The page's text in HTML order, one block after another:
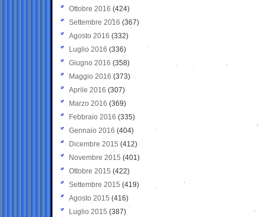
Ottobre 2016 (424)
Settembre 2016 (367)
Agosto 2016 (332)
Luglio 2016 (336)
Giugno 2016 (358)
Maggio 2016 (373)
Aprile 2016 (307)
Marzo 2016 (369)
Febbraio 2016 (335)
Gennaio 2016 (404)
Dicembre 2015 (412)
Novembre 2015 (401)
Ottobre 2015 (422)
Settembre 2015 (419)
Agosto 2015 (416)
Luglio 2015 (387)